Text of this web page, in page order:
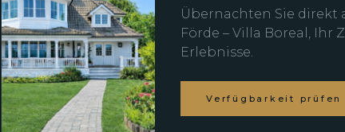
Übernachten Sie direkt
Förde – Villa Boreal, Ihr
Erlebnisse.
Verfügbarkeit prüfen